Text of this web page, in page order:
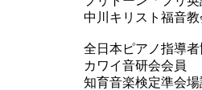
中川キリスト福音教
全日本ピアノ指導
カワイ音研会会員
知育音楽検定準会